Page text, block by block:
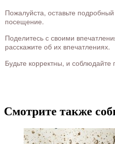
Пожалуйста, оставьте
посещение.
Поделитесь с своими
расскажите об их впечатлениях.
Будьте корректны, и соблюдайте
Смотрите также